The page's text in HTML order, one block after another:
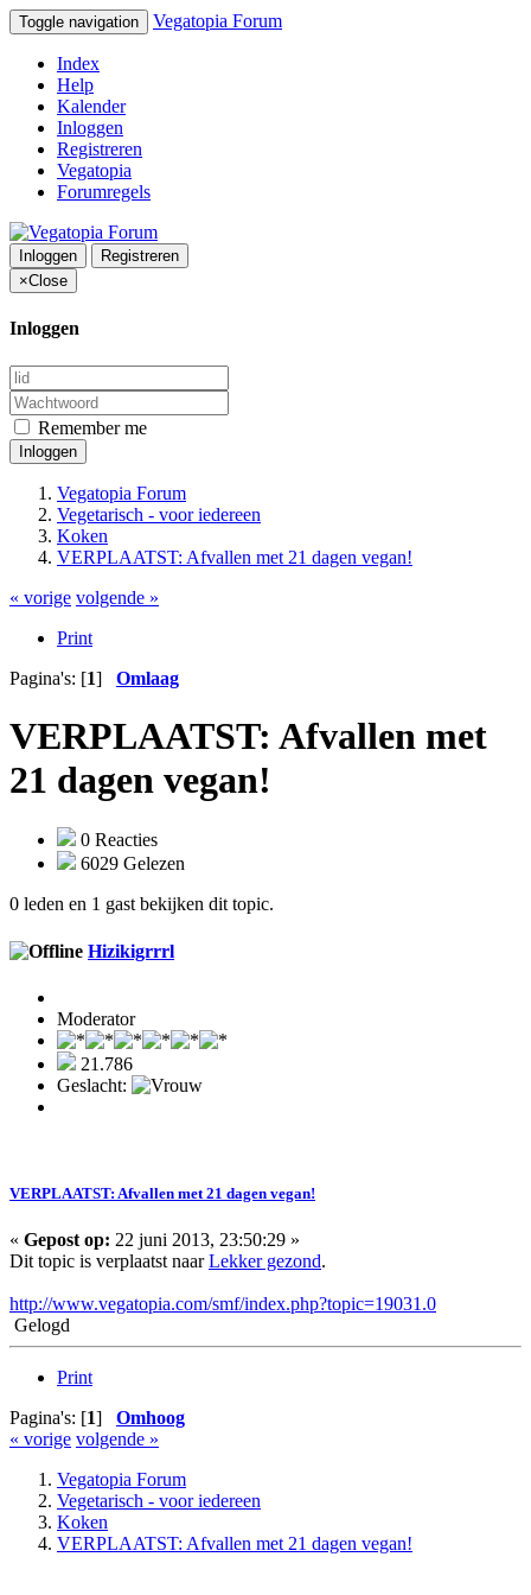
Toggle navigation Vegatopia Forum
Index
Help
Kalender
Inloggen
Registreren
Vegatopia
Forumregels
Inloggen
Registreren
×Close
Inloggen
Remember me
Inloggen
Vegatopia Forum
Vegetarisch - voor iedereen
Koken
VERPLAATST: Afvallen met 21 dagen vegan!
« vorige volgende »
Print
Pagina's: [1] Omlaag
VERPLAATST: Afvallen met
21 dagen vegan!
0 Reacties
6029 Gelezen
0 leden en 1 gast bekijken dit topic.
Hizikigrrrl
Moderator
21.786
Geslacht:
VERPLAATST: Afvallen met 21 dagen vegan!
« Gepost op: 22 juni 2013, 23:50:29 »
Dit topic is verplaatst naarLekker gezond.
http://www.vegatopia.com/smf/index.php?topic=19031.0
Gelogd
Print
Pagina's: [1] Omhoog
« vorige volgende »
Vegatopia Forum
Vegetarisch - voor iedereen
Koken
VERPLAATST: Afvallen met 21 dagen vegan!